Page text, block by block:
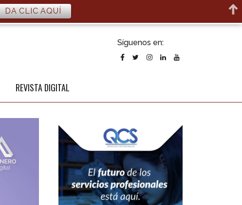
Síguenos en:
REVISTA DIGITAL
DA CLIC AQUÍ